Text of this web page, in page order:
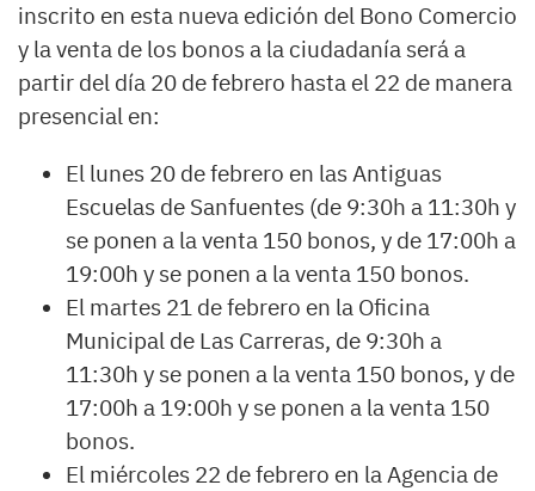
inscrito en esta nueva edición del Bono Comercio
y la venta de los bonos a la ciudadanía será a
partir del día 20 de febrero hasta el 22 de manera
presencial en:
El lunes 20 de febrero en las Antiguas
Escuelas de Sanfuentes (de 9:30h a 11:30h y
se ponen a la venta 150 bonos, y de 17:00h a
19:00h y se ponen a la venta 150 bonos.
El martes 21 de febrero en la Oficina
Municipal de Las Carreras, de 9:30h a
11:30h y se ponen a la venta 150 bonos, y de
17:00h a 19:00h y se ponen a la venta 150
bonos.
El miércoles 22 de febrero en la Agencia de